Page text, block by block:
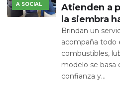
A SOCIAL
Atienden a
la siembra
Brindan un
acompaña todo
combustibles,
modelo se basa
confianza y...